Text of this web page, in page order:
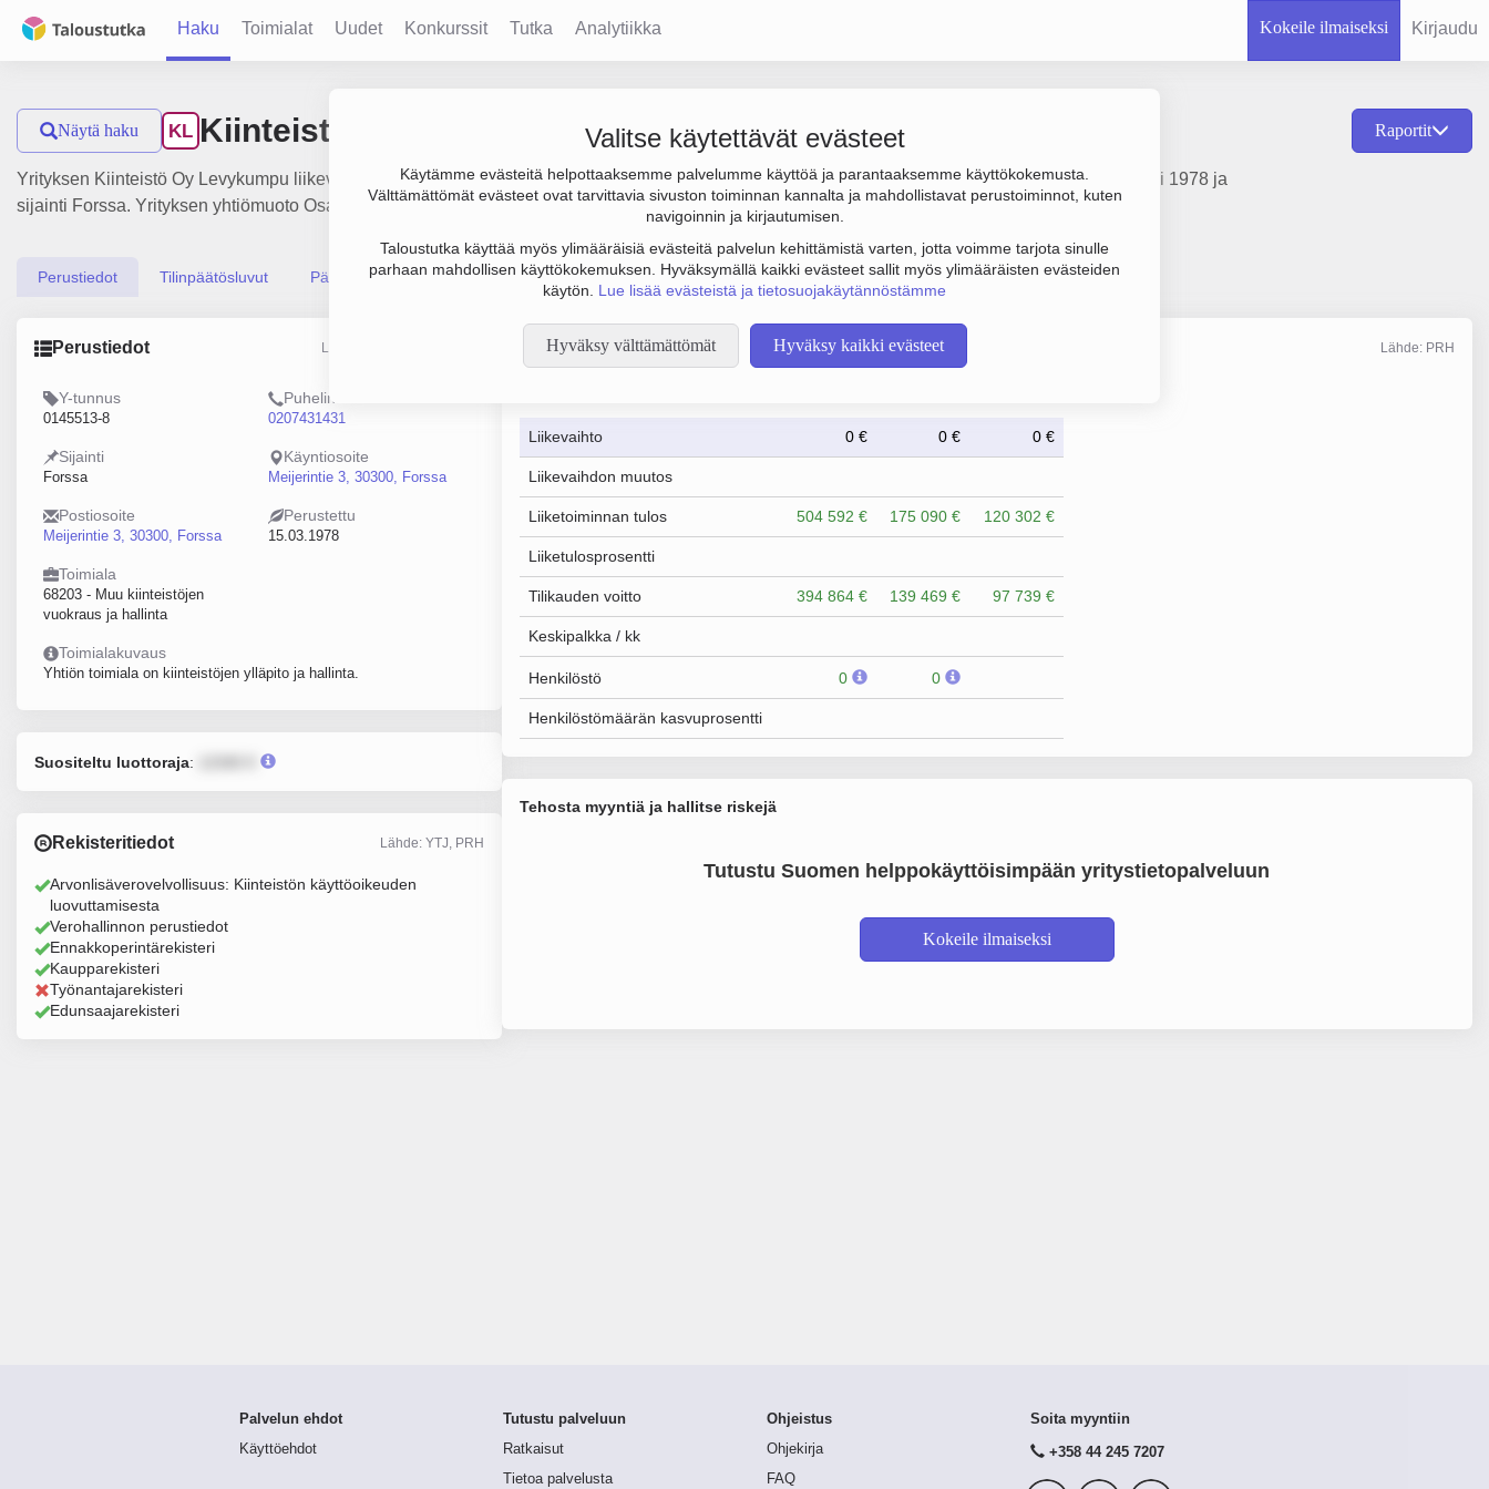
Haku Toimialat Uudet Konkurssit Tutka Analytiikka Kokeile ilmaiseksi Kirjaudu
Valitse käytettävät evästeet
Käytämme evästeitä helpottaaksemme palvelumme käyttöä ja parantaaksemme käyttökokemusta.
Välttämättömät evästeet ovat tarvittavia sivuston toiminnan kannalta ja mahdollistavat perustoiminnot, kuten
navigoinnin ja kirjautumisen.
Taloustutka käyttää myös ylimääräisiä evästeitä palvelun kehittämistä varten, jotta voimme tarjota sinulle
parhaan mahdollisen käyttökokemuksen. Hyväksymällä kaikki evästeet sallit myös ylimääräisten evästeiden
käytön. Lue lisää evästeistä ja tietosuojakäytännöstämme
Hyväksy välttämättömät Hyväksy kaikki evästeet
Näytä haku KL Kiinteistö Oy Levykumpu Raportit
Yrityksen Kiinteistö Oy Levykumpu liikevaihto on 0 € ja tulos 120 000 €. Sen päätoimiala on Muu kiinteistöjen vuokraus ja hallinta, perustamisvuosi 1978 ja
sijainti Forssa. Yrityksen yhtiömuoto Osakeyhtiö (OY).
Perustiedot Tilinpäätösluvut Päättäjätiedot
Perustiedot Lähde: YTJ, PRH, Traficom
Y-tunnus
0145513-8
Puhelin
0207431431
Sijainti
Forssa
Käyntiosoite
Meijerintie 3, 30300, Forssa
Postiosoite
Meijerintie 3, 30300, Forssa
Perustettu
15.03.1978
Toimiala
68203 - Muu kiinteistöjen
vuokraus ja hallinta
Toimialakuvaus
Yhtiön toimiala on kiinteistöjen ylläpito ja hallinta.
Suositeltu luottoraja:
Rekisteritiedot Lähde: YTJ, PRH
Arvonlisäverovelvollisuus: Kiinteistön käyttöoikeuden
luovuttamisesta
Verohallinnon perustiedot
Ennakkoperintärekisteri
Kaupparekisteri
Työnantajarekisteri
Edunsaajarekisteri
Taloustiedot Lähde: PRH
Liikevaihto 0 € 0 € 0 €
Liikevaihdon muutos
Liiketoiminnan tulos 504 592 € 175 090 € 120 302 €
Liiketulosprosentti
Tilikauden voitto 394 864 € 139 469 € 97 739 €
Keskipalkka / kk
Henkilöstö 0 0
Henkilöstömäärän kasvuprosentti
Tehosta myyntiä ja hallitse riskejä
Tutustu Suomen helppokäyttöisimpään yritystietopalveluun
Kokeile ilmaiseksi
Palvelun ehdot
Käyttöehdot
Tutustu palveluun
Ratkaisut
Tietoa palvelusta
Ohjeistus
Ohjekirja
FAQ
Soita myyntiin
+358 44 245 7207